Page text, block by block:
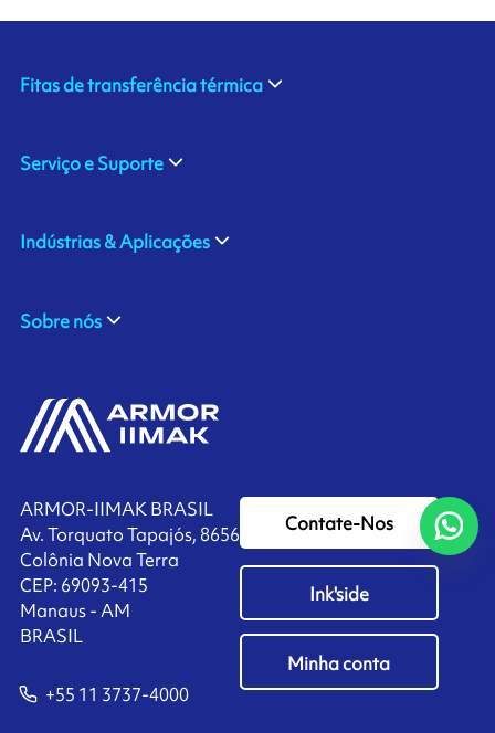
ARMOR-IIMAK BRASIL
Av. Torquato Tapajós, 8656
Colônia Nova Terra
CEP: 69093-415
Manaus - AM
BRASIL
+55 11 3737-4000
Contate-Nos
Ink'side
Minha conta
Fitas de transferência térmica
Serviço e Suporte
Indústrias & Aplicações
Sobre nós